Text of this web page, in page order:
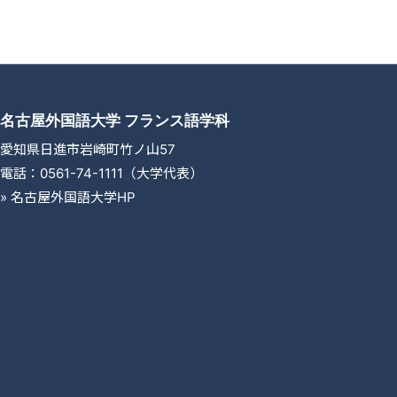
名古屋外国語大学 フランス語学科
愛知県日進市岩崎町竹ノ山57
電話：0561-74-1111（大学代表）
» 名古屋外国語大学HP